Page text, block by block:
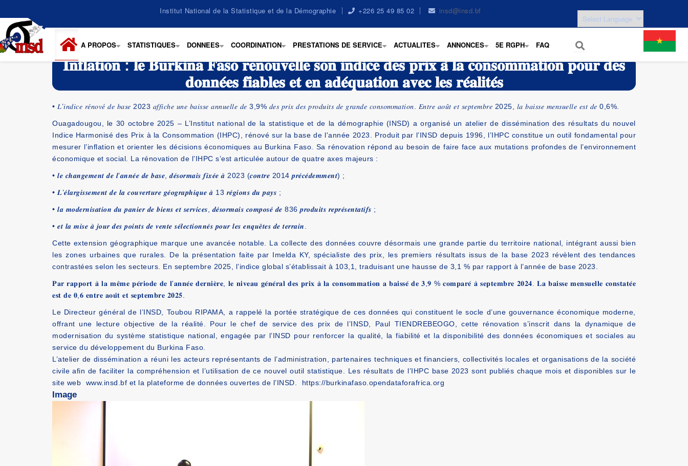
contenu
principal
Institut National de la Statistique et de la Démographie +226 25 49 85 02 insd@insd.bf
+
A PROPOS
+
STATISTIQUES
+
DONNEES
+
COORDINATION
+
PRESTATIONS DE SERVICE
+
ACTUALITES
+
ANNONCES
+
5E RGPH FAQ
𝐈𝐧𝐟𝐥𝐚𝐭𝐢𝐨𝐧 : 𝐥𝐞 𝐁𝐮𝐫𝐤𝐢𝐧𝐚 𝐅𝐚𝐬𝐨 𝐫𝐞𝐧𝐨𝐮𝐯𝐞𝐥𝐥𝐞 𝐬𝐨𝐧 𝐢𝐧𝐝𝐢𝐜𝐞 𝐝𝐞𝐬 𝐩𝐫𝐢𝐱 𝐚̀ 𝐥𝐚 𝐜𝐨𝐧𝐬𝐨𝐦𝐦𝐚𝐭𝐢𝐨𝐧 𝐩𝐨𝐮𝐫 𝐝𝐞𝐬
𝐝𝐨𝐧𝐧𝐞́𝐞𝐬 𝐟𝐢𝐚𝐛𝐥𝐞𝐬 𝐞𝐭 𝐞𝐧 𝐚𝐝𝐞́𝐪𝐮𝐚𝐭𝐢𝐨𝐧 𝐚𝐯𝐞𝐜 𝐥𝐞𝐬 𝐫𝐞́𝐚𝐥𝐢𝐭𝐞́𝐬
• 𝐿’𝑖𝑛𝑑𝑖𝑐𝑒 𝑟𝑒́𝑛𝑜𝑣𝑒́ 𝑑𝑒 𝑏𝑎𝑠𝑒 2023 𝑎𝑓𝑓𝑖𝑐ℎ𝑒 𝑢𝑛𝑒 𝑏𝑎𝑖𝑠𝑠𝑒 𝑎𝑛𝑛𝑢𝑒𝑙𝑙𝑒 𝑑𝑒 3,9% 𝑑𝑒𝑠 𝑝𝑟𝑖𝑥 𝑑𝑒𝑠 𝑝𝑟𝑜𝑑𝑢𝑖𝑡𝑠 𝑑𝑒 𝑔𝑟𝑎𝑛𝑑𝑒 𝑐𝑜𝑛𝑠𝑜𝑚𝑚𝑎𝑡𝑖𝑜𝑛. 𝐸𝑛𝑡𝑟𝑒 𝑎𝑜𝑢̂𝑡 𝑒𝑡 𝑠𝑒𝑝𝑡𝑒𝑚𝑏𝑟𝑒 2025, 𝑙𝑎 𝑏𝑎𝑖𝑠𝑠𝑒 𝑚𝑒𝑛𝑠𝑢𝑒𝑙𝑙𝑒 𝑒𝑠𝑡 𝑑𝑒 0,6%.
Ouagadougou, le 30 octobre 2025 – L’Institut national de la statistique et de la démographie (INSD) a organisé un atelier de dissémination des résultats du nouvel
Indice Harmonisé des Prix à la Consommation (IHPC), rénové sur la base de l'année 2023. Produit par l’INSD depuis 1996, l’IHPC constitue un outil fondamental pour
mesurer l’inflation et orienter les décisions économiques au Burkina Faso. Sa rénovation répond au besoin de faire face aux mutations profondes de l’environnement
économique et social. La rénovation de l’IHPC s’est articulée autour de quatre axes majeurs :
• 𝒍𝒆 𝒄𝒉𝒂𝒏𝒈𝒆𝒎𝒆𝒏𝒕 𝒅𝒆 𝒍’𝒂𝒏𝒏𝒆́𝒆 𝒅𝒆 𝒃𝒂𝒔𝒆, 𝒅𝒆́𝒔𝒐𝒓𝒎𝒂𝒊𝒔 𝒇𝒊𝒙𝒆́𝒆 𝒂̀ 2023 (𝒄𝒐𝒏𝒕𝒓𝒆 2014 𝒑𝒓𝒆́𝒄𝒆́𝒅𝒆𝒎𝒎𝒆𝒏𝒕) ;
• 𝑳’𝒆́𝒍𝒂𝒓𝒈𝒊𝒔𝒔𝒆𝒎𝒆𝒏𝒕 𝒅𝒆 𝒍𝒂 𝒄𝒐𝒖𝒗𝒆𝒓𝒕𝒖𝒓𝒆 𝒈𝒆́𝒐𝒈𝒓𝒂𝒑𝒉𝒊𝒒𝒖𝒆 𝒂̀ 13 𝒓𝒆́𝒈𝒊𝒐𝒏𝒔 𝒅𝒖 𝒑𝒂𝒚𝒔 ;
• 𝒍𝒂 𝒎𝒐𝒅𝒆𝒓𝒏𝒊𝒔𝒂𝒕𝒊𝒐𝒏 𝒅𝒖 𝒑𝒂𝒏𝒊𝒆𝒓 𝒅𝒆 𝒃𝒊𝒆𝒏𝒔 𝒆𝒕 𝒔𝒆𝒓𝒗𝒊𝒄𝒆𝒔, 𝒅𝒆́𝒔𝒐𝒓𝒎𝒂𝒊𝒔 𝒄𝒐𝒎𝒑𝒐𝒔𝒆́ 𝒅𝒆 836 𝒑𝒓𝒐𝒅𝒖𝒊𝒕𝒔 𝒓𝒆𝒑𝒓𝒆́𝒔𝒆𝒏𝒕𝒂𝒕𝒊𝒇𝒔 ;
• 𝒆𝒕 𝒍𝒂 𝒎𝒊𝒔𝒆 𝒂̀ 𝒋𝒐𝒖𝒓 𝒅𝒆𝒔 𝒑𝒐𝒊𝒏𝒕𝒔 𝒅𝒆 𝒗𝒆𝒏𝒕𝒆 𝒔𝒆́𝒍𝒆𝒄𝒕𝒊𝒐𝒏𝒏𝒆́𝒔 𝒑𝒐𝒖𝒓 𝒍𝒆𝒔 𝒆𝒏𝒒𝒖𝒆̂𝒕𝒆𝒔 𝒅𝒆 𝒕𝒆𝒓𝒓𝒂𝒊𝒏.
Cette extension géographique marque une avancée notable. La collecte des données couvre désormais une grande partie du territoire national, intégrant aussi bien
les zones urbaines que rurales. De la présentation faite par Imelda KY, spécialiste des prix, les premiers résultats issus de la base 2023 révèlent des tendances
contrastées selon les secteurs. En septembre 2025, l’indice global s’établissait à 103,1, traduisant une hausse de 3,1 % par rapport à l’année de base 2023.
𝐏𝐚𝐫 𝐫𝐚𝐩𝐩𝐨𝐫𝐭 𝐚̀ 𝐥𝐚 𝐦𝐞̂𝐦𝐞 𝐩𝐞́𝐫𝐢𝐨𝐝𝐞 𝐝𝐞 𝐥'𝐚𝐧𝐧𝐞́𝐞 𝐝𝐞𝐫𝐧𝐢𝐞̀𝐫𝐞, 𝐥𝐞 𝐧𝐢𝐯𝐞𝐚𝐮 𝐠𝐞́𝐧𝐞́𝐫𝐚𝐥 𝐝𝐞𝐬 𝐩𝐫𝐢𝐱 𝐚̀ 𝐥𝐚 𝐜𝐨𝐧𝐬𝐨𝐦𝐦𝐚𝐭𝐢𝐨𝐧 𝐚 𝐛𝐚𝐢𝐬𝐬𝐞́ 𝐝𝐞 𝟑,𝟗 % 𝐜𝐨𝐦𝐩𝐚𝐫𝐞́ 𝐚̀ 𝐬𝐞𝐩𝐭𝐞𝐦𝐛𝐫𝐞 𝟐𝟎𝟐𝟒. 𝐋𝐚 𝐛𝐚𝐢𝐬𝐬𝐞 𝐦𝐞𝐧𝐬𝐮𝐞𝐥𝐥𝐞 𝐜𝐨𝐧𝐬𝐭𝐚𝐭𝐞́𝐞
𝐞𝐬𝐭 𝐝𝐞 𝟎,𝟔 𝐞𝐧𝐭𝐫𝐞 𝐚𝐨𝐮̂𝐭 𝐞𝐭 𝐬𝐞𝐩𝐭𝐞𝐦𝐛𝐫𝐞 𝟐𝟎𝟐𝟓.
Le Directeur général de l’INSD, Toubou RIPAMA, a rappelé la portée stratégique de ces données qui constituent le socle d’une gouvernance économique moderne,
offrant une lecture objective de la réalité. Pour le chef de service des prix de l’INSD, Paul TIENDREBEOGO, cette rénovation s’inscrit dans la dynamique de
modernisation du système statistique national, engagée par l’INSD pour renforcer la qualité, la fiabilité et la disponibilité des données économiques et sociales au
service du développement du Burkina Faso.
L’atelier de dissémination a réuni les acteurs représentants de l’administration, partenaires techniques et financiers, collectivités locales et organisations de la société
civile afin de faciliter la compréhension et l’utilisation de ce nouvel outil statistique. Les résultats de l’IHPC base 2023 sont publiés chaque mois et disponibles sur le
site web
www.insd.bf et la plateforme de données ouvertes de l’INSD. https://burkinafaso.opendataforafrica.org
Image